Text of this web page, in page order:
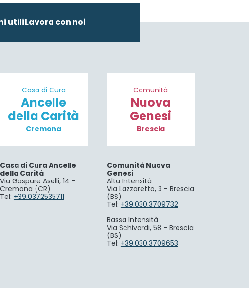
utiliLavora con noi
Casa di Cura
Ancelle
della Carità
Cremona
Casa di Cura Ancelle
della Carità
Via Gaspare Aselli, 14 -
Cremona (CR)
Tel: +39.0372535711
Comunità
Nuova
Genesi
Brescia
Comunità Nuova
Genesi
Alta Intensità
Via Lazzaretto, 3 - Brescia
(BS)
Tel: +39.030.3709732
Bassa Intensità
Via Schivardi, 58 - Brescia
(BS)
Tel: +39.030.3709653